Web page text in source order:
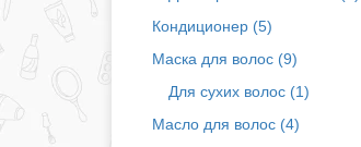
Кондиционер (5)
Маска для волос (9)
Для сухих волос (1)
Масло для волос (4)